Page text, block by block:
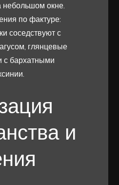
окне.
по фактуре:
соседствуют с
глянцевые
с бархатными
и